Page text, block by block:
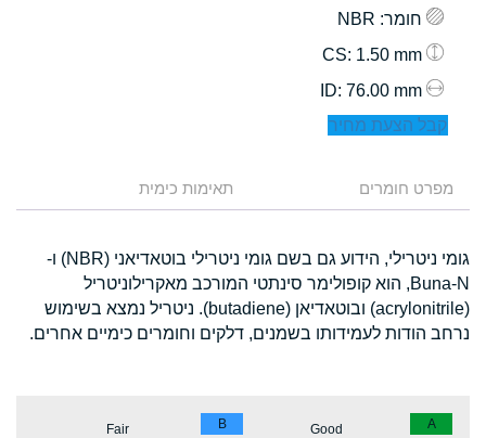
חומר: NBR
: 1.50 mm
: 76.00 mm
קבל הצעת מחיר
מפרט חומרים תאימות כימית
גומי ניטרילי, הידוע גם בשם גומי ניטרילי בוטאדיאני (NBR) ו-
Buna-N, הוא קופולימר סינתטי המורכב מאקרילוניטריל
(acrylonitrile) ובוטאדיאן (butadiene). ניטריל נמצא בשימוש
נרחב הודות לעמידותו בשמנים, דלקים וחומרים כימיים אחרים.
A
Good
B
Fair